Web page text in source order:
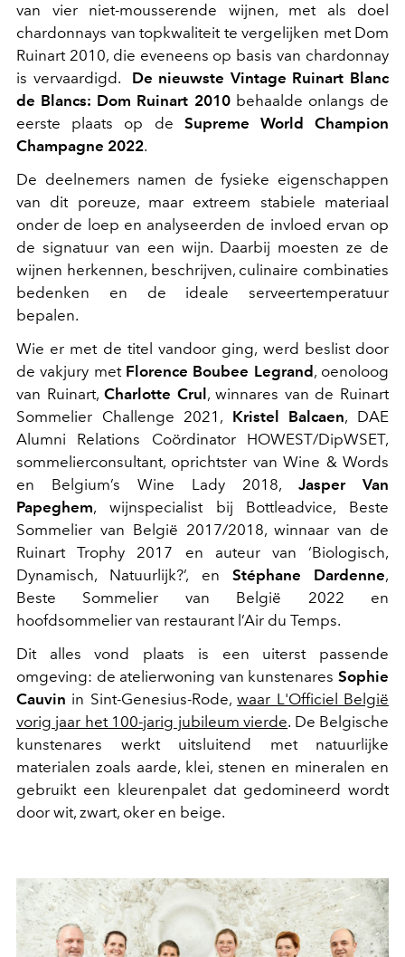
van vier niet-mousserende wijnen, met als doel
chardonnays van topkwaliteit te vergelijken met Dom
Ruinart 2010, die eveneens op basis van chardonnay
is vervaardigd. De nieuwste Vintage Ruinart Blanc
de Blancs: Dom Ruinart 2010behaalde onlangs de
eerste plaats op de Supreme World Champion
Champagne 2022.
De deelnemers namen de fysieke eigenschappen
van dit poreuze, maar extreem stabiele materiaal
onder de loep en analyseerden de invloed ervan op
de signatuur van een wijn. Daarbij moesten ze de
wijnen herkennen, beschrijven, culinaire combinaties
bedenken en de ideale serveertemperatuur
bepalen.
Wie er met de titel vandoor ging, werd beslist door
de vakjury metFlorence Boubee Legrand , oenoloog
van Ruinart,Charlotte Crul , winnares van de Ruinart
Sommelier Challenge 2021, Kristel Balcaen, DAE
Alumni Relations Coördinator HOWEST/DipWSET,
sommelierconsultant, oprichtster van Wine & Words
en Belgium’s Wine Lady 2018, Jasper Van
Papeghem, wijnspecialist bij Bottleadvice, Beste
Sommelier van België 2017/2018, winnaar van de
Ruinart Trophy 2017 en auteur van ‘Biologisch,
Dynamisch, Natuurlijk?’, en Stéphane Dardenne,
Beste Sommelier van België 2022 en
hoofdsommelier van restaurant l’Air du Temps.
Dit alles vond plaats is een uiterst passende
omgeving: de atelierwoning van kunstenares Sophie
Cauvin in Sint-Genesius-Rode,waar L'Officiel België
vorig jaar het 100-jarig jubileum vierde. De Belgische
kunstenares werkt uitsluitend met natuurlijke
materialen zoals aarde, klei, stenen en mineralen en
gebruikt een kleurenpalet dat gedomineerd wordt
door wit, zwart, oker en beige.